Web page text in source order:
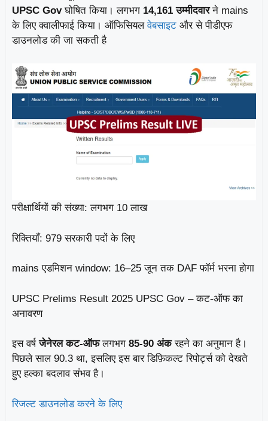
UPSC Govघोषित किया। लगभग 14,161 उम्मीदवारने mains
के लिए क्वालीफाई किया। ऑफिसियलवेबसाइट और से पीडीएफ
डाउनलोड की जा सकती है
परीक्षार्थियों की संख्या: लगभग 10 लाख
रिक्तियाँ: 979 सरकारी पदों के लिए
mains एडमिशन window: 16–25 जून तक DAF फॉर्म भरना होगा
UPSC Prelims Result 2025 UPSC Gov – कट‑ऑफ का
अनावरण
इस वर्षजेनेरल कट-ऑफलगभग 85‑90 अंकरहने का अनुमान है।
पिछले साल 90.3 था, इसलिए इस बार डिफ़िकल्ट रिपोर्ट्स को देखते
हुए हल्का बदलाव संभव है।
रिजल्ट डाउनलोड करने के लिए